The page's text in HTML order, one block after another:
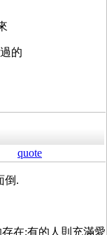
的
quote
倒.
在;有的人則充滿愛